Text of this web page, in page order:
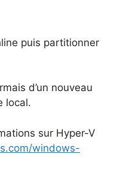
puis partitionner
d’un nouveau
local.
sur Hyper-V
windows-